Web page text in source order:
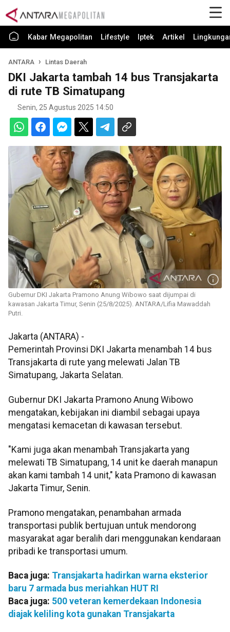
Kabar Megapolitan Lifestyle Iptek Artikel
ANTARA Lintas Daerah
DKI Jakarta tambah 14 bus Transjakarta
di rute TB Simatupang
Senin, 25 Agustus 2025 14:50
Gubernur DKI Jakarta Pramono Anung Wibowo saat dijumpai di
kawasan Jakarta Timur, Senin (25/8/2025). ANTARA/Lifia Mawaddah
Putri.
Jakarta (ANTARA) -
Pemerintah Provinsi DKI Jakarta menambah 14 bus
Transjakarta di rute yang melewati Jalan TB
Simatupang, Jakarta Selatan.
Gubernur DKI Jakarta Pramono Anung Wibowo
mengatakan, kebijakan ini diambil sebagai upaya
mengatasi kemacetan di kawasan tersebut.
"Kami juga akan menambah Transjakarta yang
melewati TB Simatupang, 14 unit ke daerah manapun
akan kami tambah 14 unit," kata Pramono di kawasan
Jakarta Timur, Senin.
Pramono mengatakan, penambahan armada
transportasi publik bertujuan untuk mendorong
masyarakat agar beralih dari menggunakan kendaraan
pribadi ke transportasi umum.
Baca juga: Transjakarta hadirkan warna eksterior
baru 7 armada bus meriahkan HUT RI
Baca juga: 500 veteran kemerdekaan Indonesia
diajak keliling kota gunakan Transjakarta